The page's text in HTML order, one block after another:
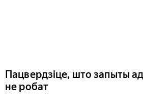
Пацвердзіце, што запыты
не робат